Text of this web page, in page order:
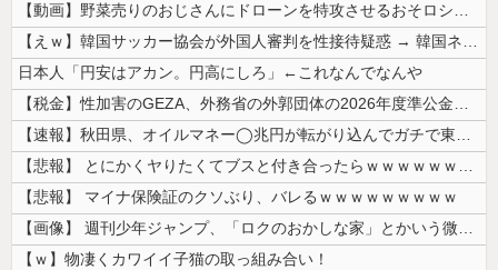
【動画】野菜売りのおじさんにドローンを特攻させるおそロシア。
【えｗ】韓国サッカー協会が外国人審判を性接待疑惑 → 韓国ネットに動揺...
日本人「円安はアカン。円高にしろ」←これなんでなんや
【税金】性加害のGEZA、外務省の外郭団体の2026年度準公金事業に選...
【速報】秋田県、オイルマネー◯兆円が転がり込んでガチで東北最強へ
【悲報】 とにかくヤりたくてブスと付き合ったらｗｗｗｗｗｗｗｗｗｗｗｗ...
【悲報】 マイナ保険証のクソぶり、バレるｗｗｗｗｗｗｗｗｗ
【画像】 週刊少年ジャンプ、「ロクのおかしな家」とかいう微妙な漫画を巻...
【ｗ】物凄くカワイイ子猫の取っ組み合い！